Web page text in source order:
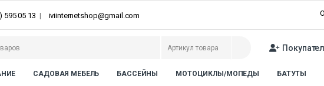
595 05 13 iviinternetshop@gmail.com
САДОВАЯ МЕБЕЛЬ БАССЕЙНЫ МОТОЦИКЛЫ/МОПЕДЫ БАТУТЫ